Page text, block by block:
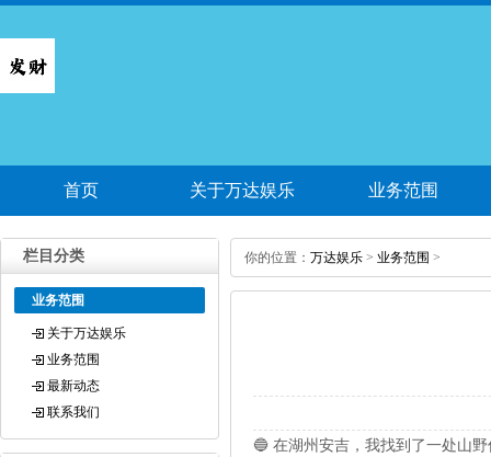
首页 关于万达娱乐 业务范围
栏目分类
业务范围
关于万达娱乐
业务范围
最新动态
联系我们
你的位置： 万达娱乐 > 业务范围 >
🔵 在湖州安吉，我找到了一处山